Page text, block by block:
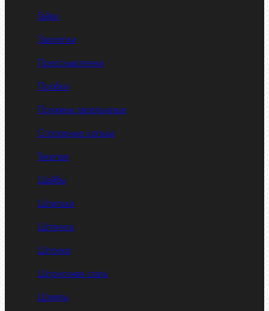
Гайки
Заклепки
Пресс-масленки
Пробки
Пружины тарельчатые
Стопорные кольца
Такелаж
Шайбы
Шпильки
Шплинты
Шпонки
Шпоночная сталь
Штифты